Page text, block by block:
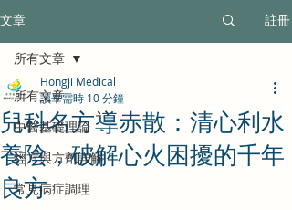
文章 註冊
所有文章
中醫基礎理論
經方與方劑詳解
常見病症調理
所有文章
兒科名方導赤散：清心利水
養陰，破解心火困擾的千年
良方
Hongji Medical
讀畢需時 10 分鐘